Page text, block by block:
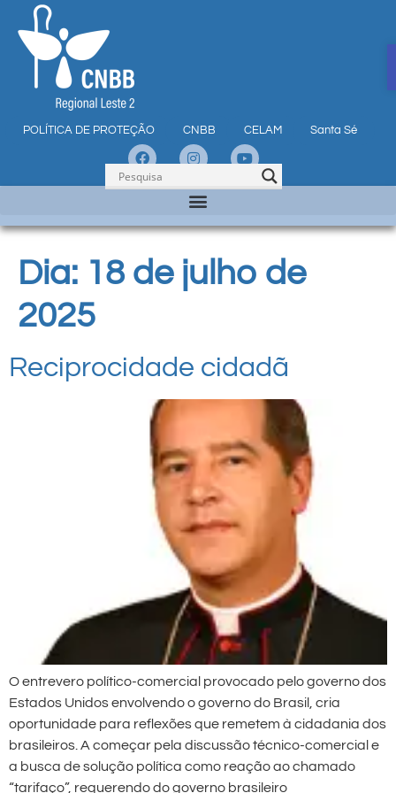
POLÍTICA DE PROTEÇÃO CNBB CELAM Santa Sé
Dia: 18 de julho de
2025
Reciprocidade cidadã
O entrevero político-comercial provocado pelo governo dos
Estados Unidos envolvendo o governo do Brasil, cria
oportunidade para reflexões que remetem à cidadania dos
brasileiros. A começar pela discussão técnico-comercial e
a busca de solução política como reação ao chamado
“tarifaço”, requerendo do governo brasileiro